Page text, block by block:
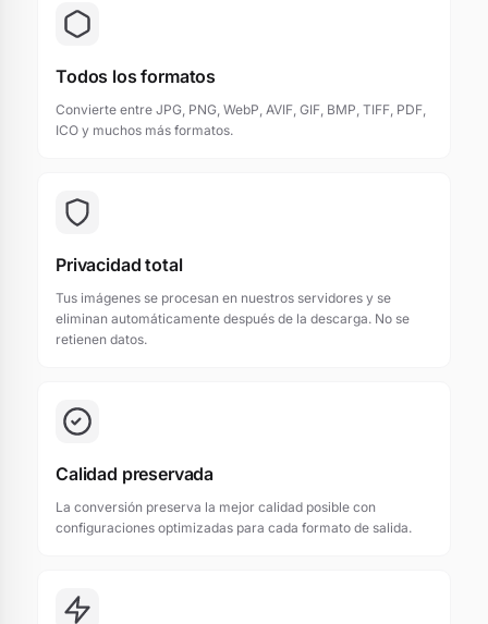
Todos los formatos
Convierte entre JPG, PNG, WebP, AVIF, GIF, BMP, TIFF, PDF,
ICO y muchos más formatos.
Privacidad total
Tus imágenes se procesan en nuestros servidores y se
eliminan automáticamente después de la descarga. No se
retienen datos.
Calidad preservada
La conversión preserva la mejor calidad posible con
configuraciones optimizadas para cada formato de salida.